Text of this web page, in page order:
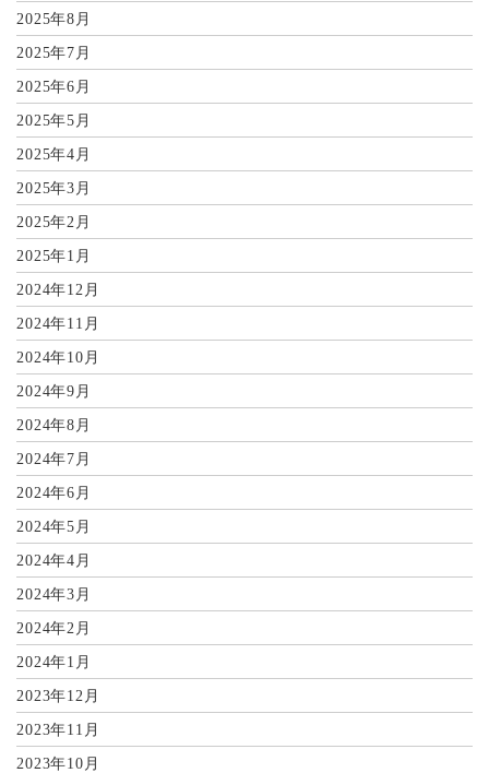
2025年8月
2025年7月
2025年6月
2025年5月
2025年4月
2025年3月
2025年2月
2025年1月
2024年12月
2024年11月
2024年10月
2024年9月
2024年8月
2024年7月
2024年6月
2024年5月
2024年4月
2024年3月
2024年2月
2024年1月
2023年12月
2023年11月
2023年10月